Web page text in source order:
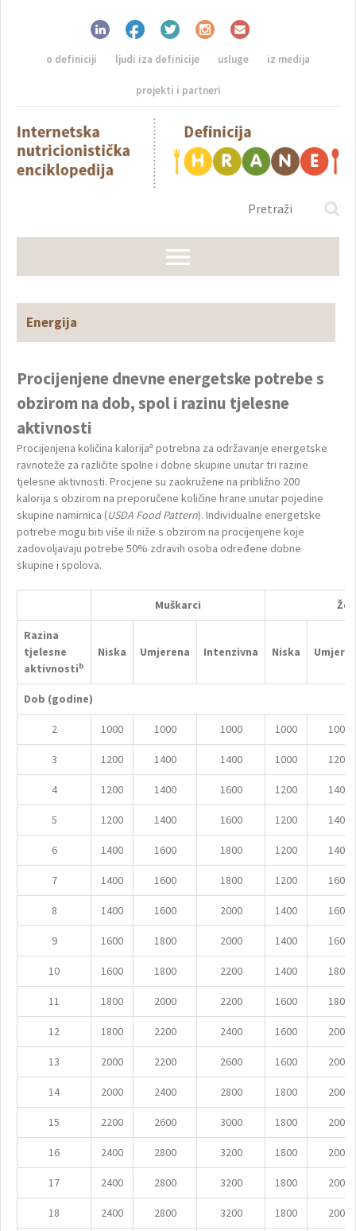
o definiciji ljudi iza definicije usluge iz medija
projekti i partneri
Energija
Procijenjene dnevne energetske potrebe s
obzirom na dob, spol i razinu tjelesne
aktivnosti
Procijenjena količina kalorijaa potrebna za održavanje energetske
ravnoteže za različite spolne i dobne skupine unutar tri razine
tjelesne aktivnosti. Procjene su zaokružene na približno 200
kalorija s obzirom na preporučene količine hrane unutar pojedine
skupine namirnica (USDA Food Pattern). Individualne energetske
potrebe mogu biti više ili niže s obzirom na procijenjene koje
zadovoljavaju potrebe 50% zdravih osoba određene dobne
skupine i spolova.
Muškarci
Razina
tjelesne
aktivnostib
Niska Umjerena Intenzivna Niska
Dob (godine)
2 1000 1000 1000 1000 1000
3 1200 1400 1400 1000 1200
4 1200 1400 1600 1200 1400
5 1200 1400 1600 1200 1400
6 1400 1600 1800 1200 1400
7 1400 1600 1800 1200 1600
8 1400 1600 2000 1400 1600
9 1600 1800 2000 1400 1600
10 1600 1800 2200 1400 1800
11 1800 2000 2200 1600 1800
12 1800 2200 2400 1600 2000
13 2000 2200 2600 1600 2000
14 2000 2400 2800 1800 2000
15 2200 2600 3000 1800 2000
16 2400 2800 3200 1800 2000
17 2400 2800 3200 1800 2000
18 2400 2800 3200 1800 2000